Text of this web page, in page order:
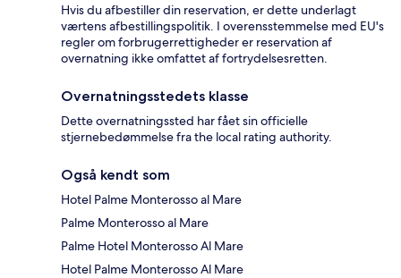
Hvis du afbestiller din reservation, er dette underlagt
værtens afbestillingspolitik. I overensstemmelse med EU's
regler om forbrugerrettigheder er reservation af
overnatning ikke omfattet af fortrydelsesretten.
Overnatningsstedets klasse
Dette overnatningssted har fået sin officielle
stjernebedømmelse fra the local rating authority.
Også kendt som
Hotel Palme Monterosso al Mare
Palme Monterosso al Mare
Palme Hotel Monterosso Al Mare
Hotel Palme Monterosso Al Mare